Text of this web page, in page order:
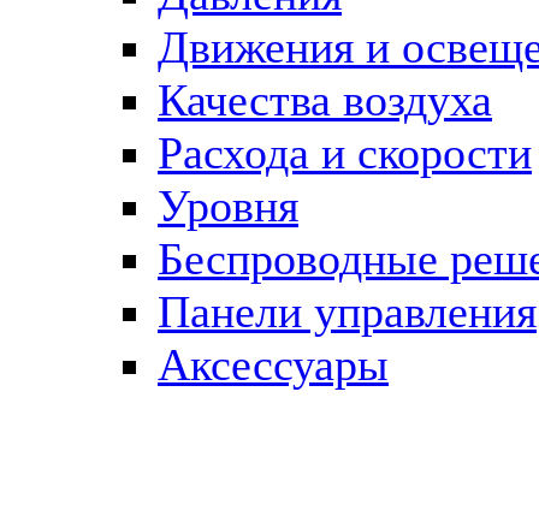
Движения и
Качества воздуха
Расхода и скорости
Уровня
Беспроводные
Панели управления
Аксессуары